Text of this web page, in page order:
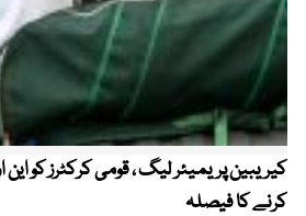
کرنے کا فیصلہ